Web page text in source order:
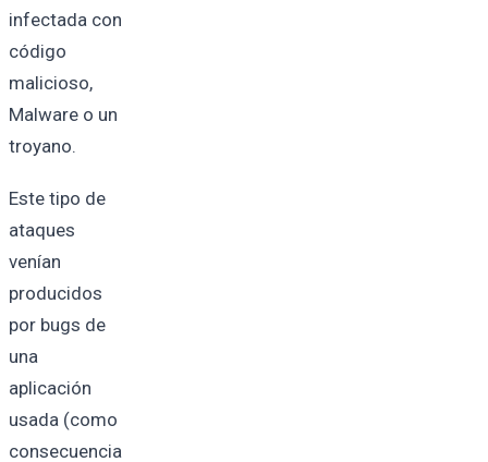
infectada con
código
malicioso,
Malware o un
troyano.
Este tipo de
ataques
venían
producidos
por bugs de
una
aplicación
usada (como
consecuencia